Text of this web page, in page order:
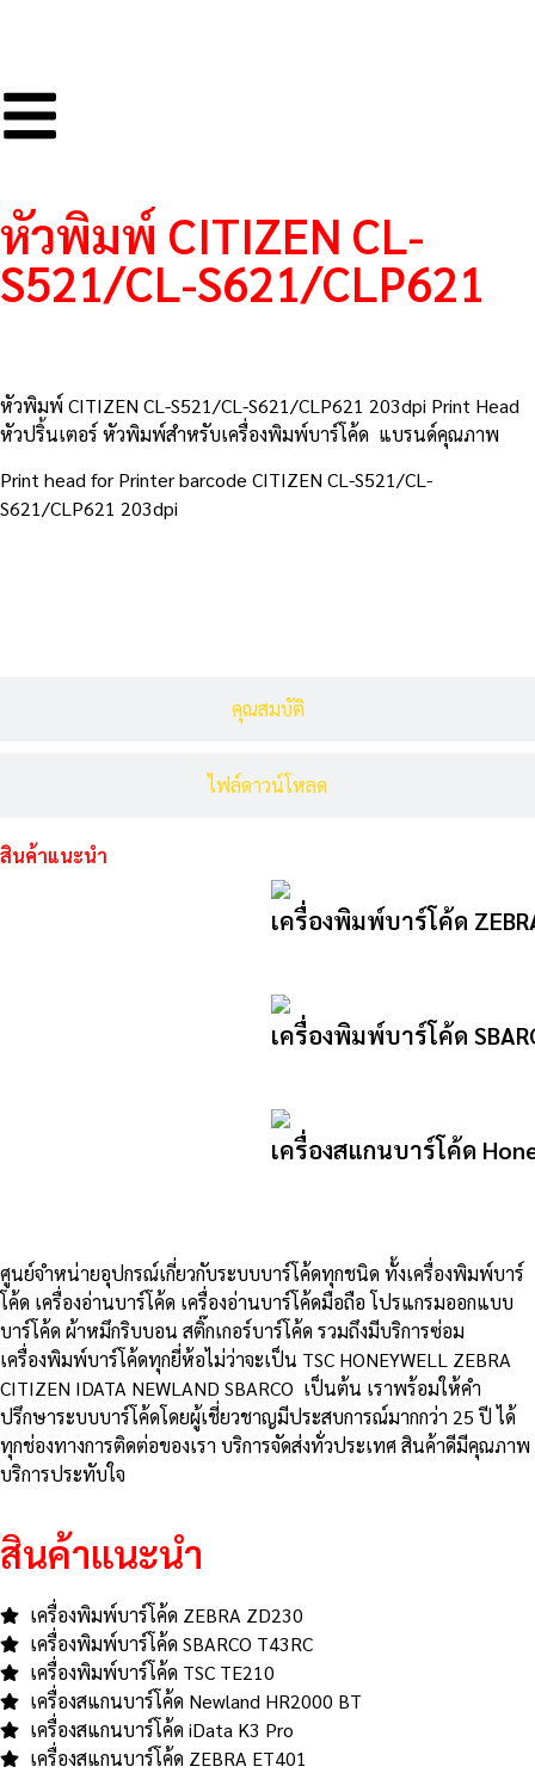
หัวพิมพ์ CITIZEN CL-
S521/CL-S621/CLP621
หัวพิมพ์ CITIZEN CL-S521/CL-S621/CLP621 203dpi Print Head
หัวปริ้นเตอร์ หัวพิมพ์สำหรับเครื่องพิมพ์บาร์โค้ด แบรนด์คุณภาพ
Print head for Printer barcode CITIZEN CL-S521/CL-
S621/CLP621 203dpi
คุณสมบัติ
ไฟล์ดาวน์โหลด
สินค้าแนะนำ
เครื่องพิมพ์บาร์โค้ด
เครื่องพิมพ์บาร์โค้ด
เครื่องสแกนบาร์โค้ด
ศูนย์จําหน่ายอุปกรณ์เกี่ยวกับระบบบาร์โค้ดทุกชนิด ทั้งเครื่องพิมพ์บาร์
โค้ด เครื่องอ่านบาร์โค้ด เครื่องอ่านบาร์โค้ดมือถือ โปรแกรมออกแบบ
บาร์โค้ด ผ้าหมึกริบบอน สติ๊กเกอร์บาร์โค้ด รวมถึงมีบริการซ่อม
เครื่องพิมพ์บาร์โค้ดทุกยี่ห้อไม่ว่าจะเป็น TSC HONEYWELL ZEBRA
CITIZEN IDATA NEWLAND SBARCO เป็นต้น เราพร้อมให้คำ
ปรึกษาระบบบาร์โค้ดโดยผู้เชี่ยวชาญมีประสบการณ์มากกว่า 25 ปี ได้
ทุกช่องทางการติดต่อของเรา บริการจัดส่งทั่วประเทศ สินค้าดีมีคุณภาพ
บริการประทับใจ
สินค้าแนะนำ
เครื่องพิมพ์บาร์โค้ด ZEBRA ZD230
เครื่องพิมพ์บาร์โค้ด SBARCO T43RC
เครื่องพิมพ์บาร์โค้ด TSC TE210
เครื่องสแกนบาร์โค้ด Newland HR2000 BT
เครื่องสแกนบาร์โค้ด iData K3 Pro
เครื่องสแกนบาร์โค้ด ZEBRA ET401